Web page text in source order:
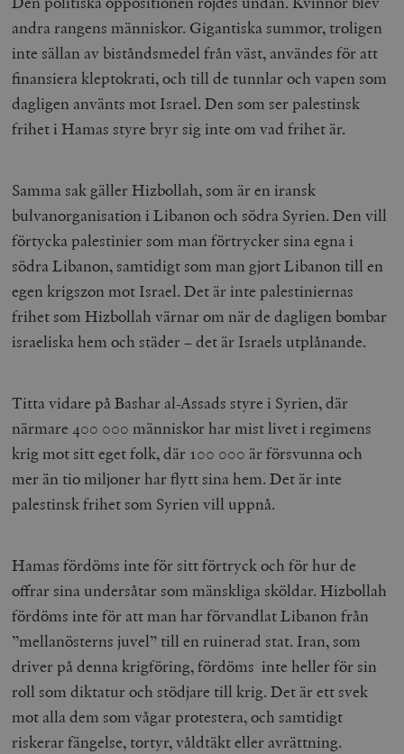
andra rangens människor. Gigantiska summor, troligen
inte sällan av biståndsmedel från väst, användes för att
finansiera kleptokrati, och till de tunnlar och vapen som
dagligen använts mot Israel. Den som ser palestinsk
frihet i Hamas styre bryr sig inte om vad frihet är.
Samma sak gäller Hizbollah, som är en iransk
bulvanorganisation i Libanon och södra Syrien. Den vill
förtycka palestinier som man förtrycker sina egna i
södra Libanon, samtidigt som man gjort Libanon till en
egen krigszon mot Israel. Det är inte palestiniernas
frihet som Hizbollah värnar om när de dagligen bombar
israeliska hem och städer – det är Israels utplånande.
Titta vidare på Bashar al-Assads styre i Syrien, där
närmare 400 000 människor har mist livet i regimens
krig mot sitt eget folk, där 100 000 är försvunna och
mer än tio miljoner har flytt sina hem. Det är inte
palestinsk frihet som Syrien vill uppnå.
Hamas fördöms inte för sitt förtryck och för hur de
offrar sina undersåtar som mänskliga sköldar. Hizbollah
fördöms inte för att man har förvandlat Libanon från
”mellanösterns juvel” till en ruinerad stat. Iran, som
driver på denna krigföring, fördöms inte heller för sin
roll som diktatur och stödjare till krig. Det är ett svek
mot alla dem som vågar protestera, och samtidigt
riskerar fängelse, tortyr, våldtäkt eller avrättning.